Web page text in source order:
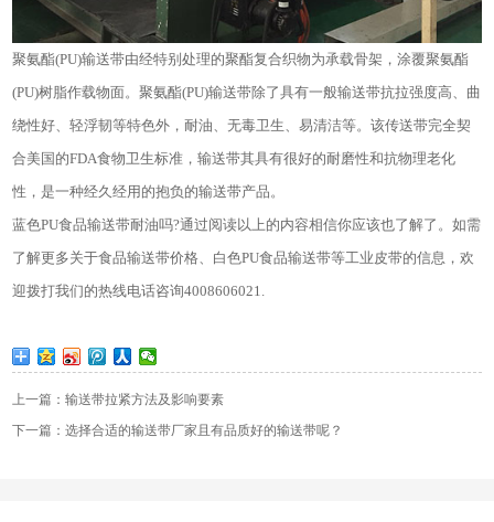
聚氨酯(PU)输送带由经特别处理的聚酯复合织物为承载骨架，涂覆聚氨酯
(PU)树脂作载物面。聚氨酯(PU)输送带除了具有一般输送带抗拉强度高、曲
绕性好、轻浮韧等特色外，耐油、无毒卫生、易清洁等。该传送带完全契
合美国的FDA食物卫生标准，输送带其具有很好的耐磨性和抗物理老化
性，是一种经久经用的抱负的输送带产品。
蓝色PU食品输送带耐油吗?通过阅读以上的内容相信你应该也了解了。如需
了解更多关于食品输送带价格、白色PU食品输送带等工业皮带的信息，欢
迎拨打我们的热线电话咨询4008606021.
上一篇：输送带拉紧方法及影响要素
下一篇：选择合适的输送带厂家且有品质好的输送带呢？